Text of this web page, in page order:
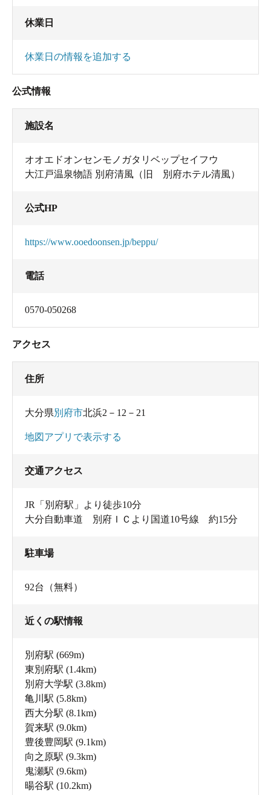
休業日
休業日の情報を追加する
公式情報
施設名
オオエドオンセンモノガタリベップセイフウ
大江戸温泉物語 別府清風（旧 別府ホテル清風）
公式HP
https://www.ooedoonsen.jp/beppu/
電話
0570-050268
アクセス
住所
大分県別府市北浜2－12－21
地図アプリで表示する
交通アクセス
JR「別府駅」より徒歩10分
大分自動車道 別府ＩＣより国道10号線 約15分
駐車場
92台（無料）
近くの駅情報
別府駅 (669m)
東別府駅 (1.4km)
別府大学駅 (3.8km)
亀川駅 (5.8km)
西大分駅 (8.1km)
賀来駅 (9.0km)
豊後豊岡駅 (9.1km)
向之原駅 (9.3km)
鬼瀬駅 (9.6km)
暘谷駅 (10.2km)